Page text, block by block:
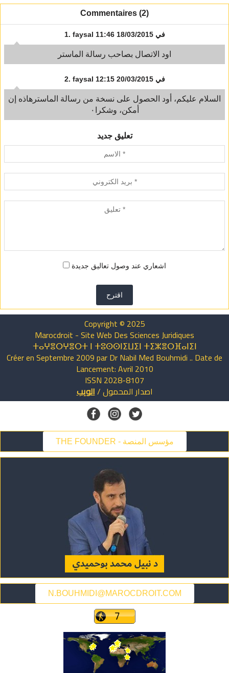
Commentaires (2)
1. faysal في 18/03/2015 11:46
اود الاتصال بصاحب رسالة الماستر
2. faysal في 20/03/2015 12:15
السلام عليكم، أود الحصول على نسخة من رسالة الماسترهاذه إن
أمكن، وشكرا٠
تعليق جديد
اشعاري عند وصول تعاليق جديدة
اقترح
Copyright © 2025
Marocdroit - Site Web Des Sciences Juridiques
ⵜⴰⵖⴻⵔⵖⴻⵔⵜ ⵏ ⵜⵓⵙⵙⵏⵉⵡⵉⵏ ⵜⵉⵣⴻⵔⴼⴰⵏⵉⵏ
Créer en Septembre 2009 par Dr Nabil Med Bouhmidi .. Date de
Lancement: Avril 2010
ISSN 2028-8107
اصدارالمحمول/الويب
THE FOUNDER - مؤسس المنصة
N.BOUHMIDI@MAROCDROIT.COM